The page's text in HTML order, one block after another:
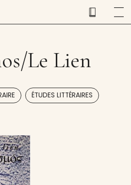
Le Lien
ÉTUDES LITTÉRAIRES